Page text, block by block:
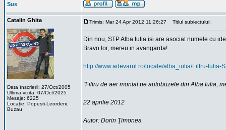
Sus
Catalin Ghita
Data înscrierii: 27/Oct/2005
Ultima vizita: 07/Oct/2025
Mesaje: 6225
Locaţie: Popesti-Leordeni,
Buzau
Trimis: Mar 24 Apr 2012 11:26:27 Titlul subiectului:
Din nou, STP Alba Iulia isi are asociat numele cu
Bravo lor, mereu in avangarda!
http://www.adevarul.ro/locale/alba_iulia/Filtru-
"Filtru de aer montat pe autobuzele din Alba Iulia,
22 aprilie 2012
Autor: Dorin Ţimonea